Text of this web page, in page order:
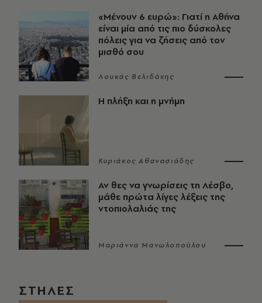
«Μένουν 6 ευρώ»: Γιατί η Αθήνα
είναι μία από τις πιο δύσκολες
πόλεις για να ζήσεις από τον
μισθό σου
Λουκάς Βελιδάκης
Η πλήξη και η μνήμη
Κυριάκος Αθανασιάδης
Αν θες να γνωρίσεις τη Λέσβο,
μάθε πρώτα λίγες λέξεις της
ντοπιολαλιάς της
Μαριάννα Μανωλοπούλου
ΣΤΗΛΕΣ